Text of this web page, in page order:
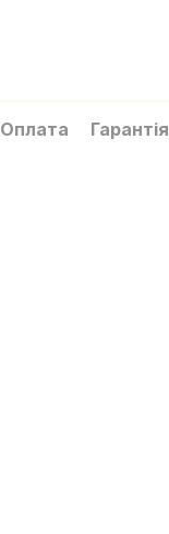
Оплата Гарантія